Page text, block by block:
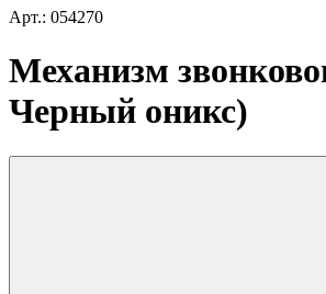
Арт.: 054270
Механизм
Черный оникс)